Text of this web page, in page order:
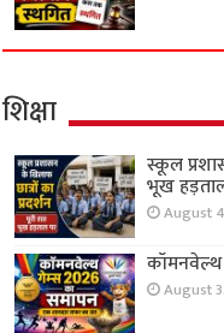
शिक्षा
स्कूल
भूख
August
August